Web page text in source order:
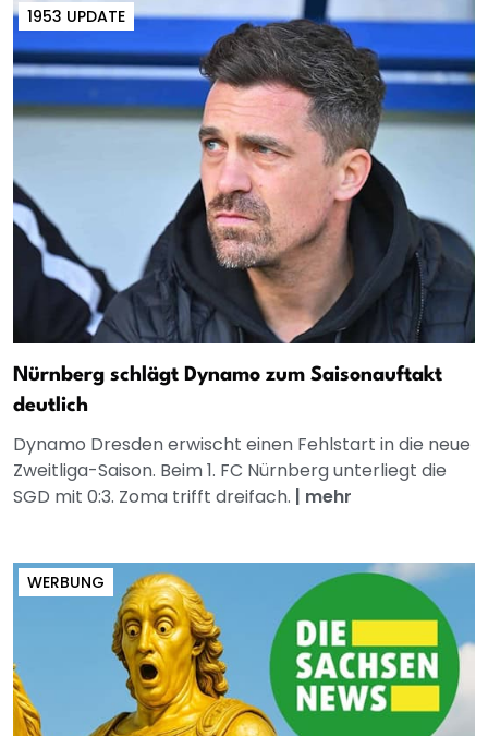
1953 UPDATE
Nürnberg schlägt Dynamo zum Saisonauftakt
deutlich
Dynamo Dresden erwischt einen Fehlstart in die neue
Zweitliga-Saison. Beim 1. FC Nürnberg unterliegt die
SGD mit 0:3. Zoma trifft dreifach. | mehr
WERBUNG